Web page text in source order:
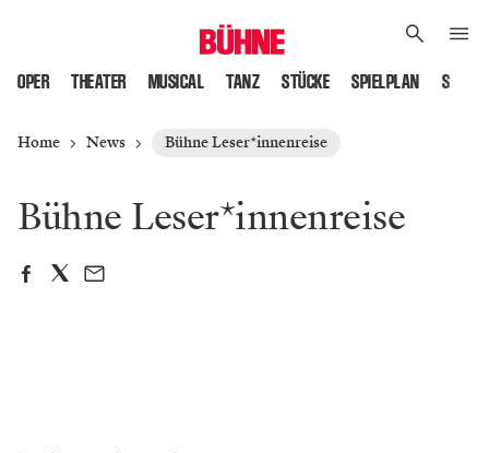
OPER THEATER MUSICAL TANZ STÜCKE SPIELPLAN
Home News Bühne Leser*innenreise
Bühne Leser*innenreise